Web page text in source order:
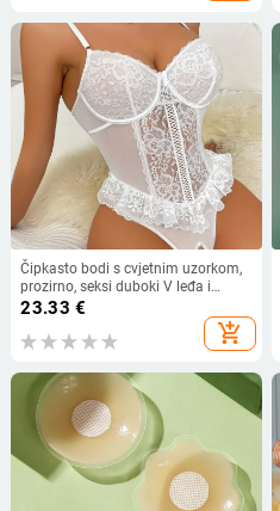
Čipkasto bodi s cvjetnim uzorkom,
prozirno, seksi duboki V leđa i
izloženi pubični dio — poliester 95–
100%, tanka tkanina 121–140
g/m2, porijeklo Foshan, proljeće
23.33 €
add_shopping_cart